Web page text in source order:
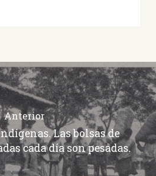
Anterior
Las bolsas de
cada día son pesadas.